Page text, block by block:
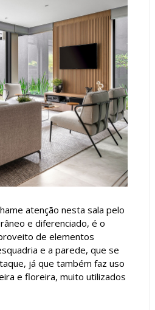
atenção nesta sala pelo
e diferenciado, é o
de elementos
e a parede, que se
já que também faz uso
e floreira, muito utilizados